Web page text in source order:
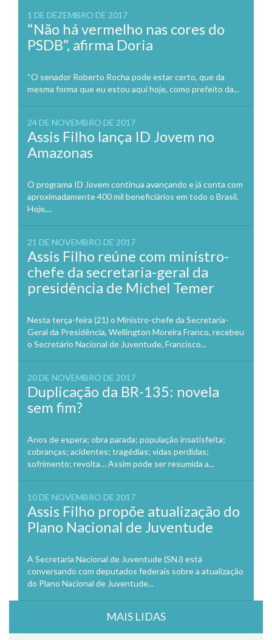
1 DE DEZEMBRO DE 2017
“Não há vermelho nas cores do
PSDB”, afirma Doria
“O senador Roberto Rocha pode estar certo, que da
mesma forma que eu estou aqui hoje, como prefeito da...
24 DE NOVEMBRO DE 2017
Assis Filho lança ID Jovem no
Amazonas
O programa ID Jovem continua avançando e já conta com
aproximadamente 400 mil beneficiários em todo o Brasil.
Hoje,...
21 DE NOVEMBRO DE 2017
Assis Filho reúne com ministro-
chefe da secretaria-geral da
presidência de Michel Temer
Nesta terça-feira (21) o Ministro-chefe da Secretaria-
Geral da Presidência, Wellington Moreira Franco, recebeu
o Secretário Nacional de Juventude, Francisco...
20 DE NOVEMBRO DE 2017
Duplicação da BR-135: novela
sem fim?
Anos de espera; obra parada; população insatisfeita;
cobranças; acidentes; tragédias; vidas perdidas;
sofrimento; revolta… Assim pode ser resumida a...
10 DE NOVEMBRO DE 2017
Assis Filho propõe atualização do
Plano Nacional de Juventude
A Secretaria Nacional de Juventude (SNJ) está
conversando com deputados federais sobre a atualização
do Plano Nacional de Juventude...
MAIS LIDAS